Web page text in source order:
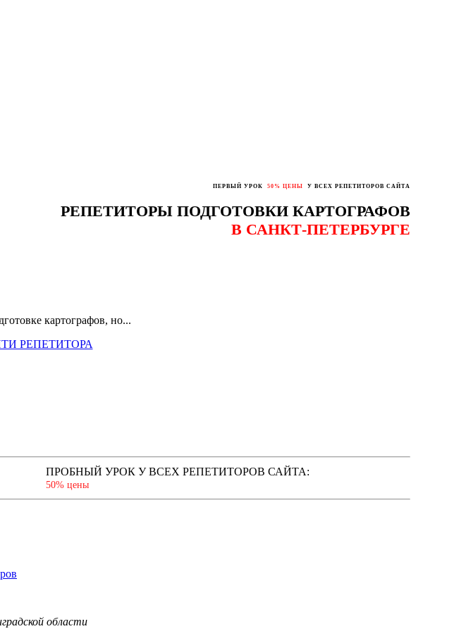
ПЕРВЫЙ УРОК 50% ЦЕНЫ У ВСЕХ РЕПЕТИТОРОВ САЙТА
РЕПЕТИТОРЫ ПОДГОТОВКИ КАРТОГРАФОВ
В САНКТ-ПЕТЕРБУРГЕ
картографов, но...
РЕПЕТИТОРА
ПРОБНЫЙ УРОК У ВСЕХ РЕПЕТИТОРОВ САЙТА:
50% цены
области